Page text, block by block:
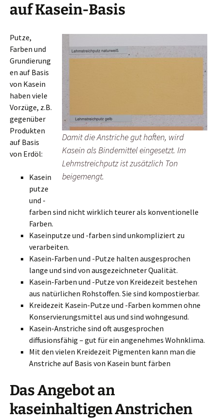
auf Kasein-Basis
Damit die Anstriche gut haften, wird
Kasein als Bindemittel eingesetzt. Im
Lehmstreichputz ist zusätzlich Ton
beigemengt.
Putze,
Farben und
Grundierung
en auf Basis
von Kasein
haben viele
Vorzüge, z.B.
gegenüber
Produkten
auf Basis
von Erdöl:
Kasein
putze
und -
farben sind nicht wirklich teurer als konventionelle
Farben.
Kaseinputze und -farben sind unkompliziert zu
verarbeiten.
Kasein-Farben und -Putze halten ausgesprochen
lange und sind von ausgezeichneter Qualität.
Kasein-Farben und -Putze von Kreidezeit bestehen
aus natürlichen Rohstoffen. Sie sind kompostierbar.
Kreidezeit Kasein-Putze und -Farben kommen ohne
Konservierungsmittel aus und sind wohngesund.
Kasein-Anstriche sind oft ausgesprochen
diffusionsfähig – gut für ein angenehmes Wohnklima.
Mit den vielen Kreidezeit Pigmenten kann man die
Anstriche auf Basis von Kasein bunt färben
Das Angebot an
kaseinhaltigen Anstrichen